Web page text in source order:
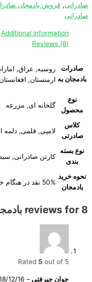
صادراتی, فروش بادمجان
صادراتی
Additional information
Reviews (8)
صادرات
بادمجان به
روسیه, عراق,
ارمنستان,
نوع
محصول
گلخانه ای, مزرعه
کلاس
صادرتی
لامپی, قلمی, دلمه
نوع بسته
بندی
کارتن صادراتی,
نحوه خرید
بادمجان
50% نقد در هنگام خرید, 50% روی باسکول
8 reviews for
Rated 5 out of 5
جوان جیرفتی –
12/16